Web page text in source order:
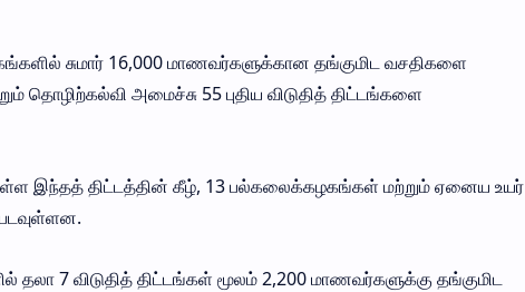
சுமார் 16,000 மாணவர்களுக்கான தங்குமிட வசதிகளை
தொழிற்கல்வி அமைச்சு 55 புதிய விடுதித் திட்டங்களை
இந்தத் திட்டத்தின் கீழ், 13 பல்கலைக்கழகங்கள் மற்றும் ஏனைய உயர்
7 விடுதித் திட்டங்கள் மூலம் 2,200 மாணவர்களுக்கு தங்குமிட